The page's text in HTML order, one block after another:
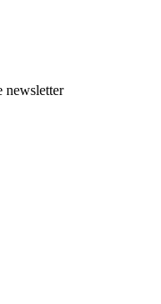
newsletter